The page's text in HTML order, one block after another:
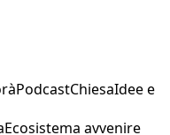
PodcastChiesaIdee e
Ecosistema avvenire